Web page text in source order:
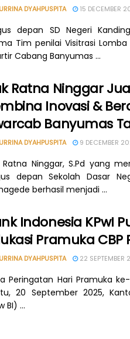
DYAHPUSPITA 15 DECEMBER
depan SD Negeri
Tim penilai Visitrasi
Cabang Banyumas ...
Ratna Ninggar
Inovasi &
Banyumas
DYAHPUSPITA 9 DECEMBER
Ratna Ninggar, S.Pd yang
depan Sekolah Dasar
berhasil menjadi ...
Indonesia KPwI
Pramuka CBP
DYAHPUSPITA 22 SEPTEMBER
Peringatan Hari Pramuka
20 September 2025,
BI) ...